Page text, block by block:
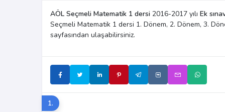
AÖL Seçmeli Matematik 1 dersi 2016-2017 yılı Ek
Seçmeli Matematik 1 dersi 1. Dönem, 2. Dönem, 3.
sayfasından ulaşabilirsiniz.
1.